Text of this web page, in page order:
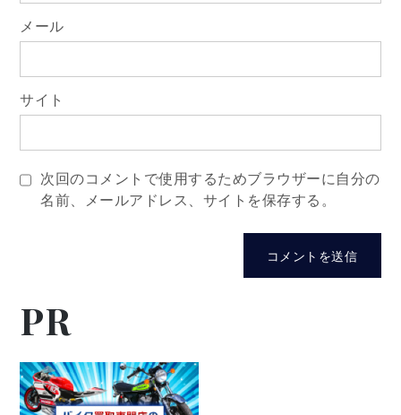
メール
サイト
次回のコメントで使用するためブラウザーに自分の
名前、メールアドレス、サイトを保存する。
PR